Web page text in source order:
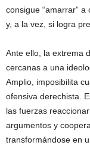
consigue “amarrar”
y, a la vez, si logra
Ante ello, la extrema
cercanas a una
Amplio, imposibilita
ofensiva derechista.
las fuerzas
argumentos y
transformándose en